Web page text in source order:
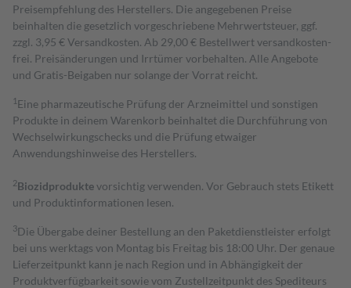
Preisempfehlung des Herstellers. Die angegebenen Preise
beinhalten die gesetzlich vorgeschriebene Mehrwertsteuer, ggf.
zzgl. 3,95 € Versandkosten. Ab 29,00 € Bestell­wert versand­kosten­
frei. Preisänderungen und Irrtümer vorbehalten. Alle Angebote
und Gratis-Beigaben nur solange der Vorrat reicht.
1 Eine pharmazeutische Prüfung der Arzneimittel und sonstigen
Produkte in deinem Warenkorb beinhaltet die Durchführung von
Wechselwirkungschecks und die Prüfung etwaiger
Anwendungshinweise des Herstellers.
2Biozidproduktevorsichtig verwenden. Vor Gebrauch stets Etikett
und Produktinformationen lesen.
3Die Übergabe deiner Bestellung an den Paketdienstleister erfolgt
bei uns werktags von Montag bis Freitag bis 18:00 Uhr. Der genaue
Lieferzeitpunkt kann je nach Region und in Abhängigkeit der
Produktverfügbarkeit sowie vom Zustellzeitpunkt des Spediteurs